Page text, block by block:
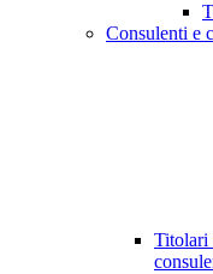
Consulenti e
Titolari